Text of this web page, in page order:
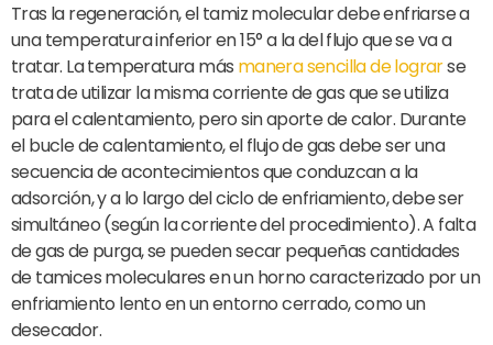
Tras la regeneración, el tamiz molecular debe enfriarse a
una temperatura inferior en 15° a la del flujo que se va a
tratar. La temperatura más manera sencilla de lograrse
trata de utilizar la misma corriente de gas que se utiliza
para el calentamiento, pero sin aporte de calor. Durante
el bucle de calentamiento, el flujo de gas debe ser una
secuencia de acontecimientos que conduzcan a la
adsorción, y a lo largo del ciclo de enfriamiento, debe ser
simultáneo (según la corriente del procedimiento). A falta
de gas de purga, se pueden secar pequeñas cantidades
de tamices moleculares en un horno caracterizado por un
enfriamiento lento en un entorno cerrado, como un
desecador.